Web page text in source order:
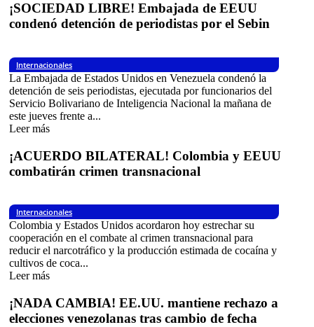
¡SOCIEDAD LIBRE! Embajada de EEUU
condenó detención de periodistas por el Sebin
Internacionales
La Embajada de Estados Unidos en Venezuela condenó la
detención de seis periodistas, ejecutada por funcionarios del
Servicio Bolivariano de Inteligencia Nacional la mañana de
este jueves frente a...
Leer más
¡ACUERDO BILATERAL! Colombia y EEUU
combatirán crimen transnacional
Internacionales
Colombia y Estados Unidos acordaron hoy estrechar su
cooperación en el combate al crimen transnacional para
reducir el narcotráfico y la producción estimada de cocaína y
cultivos de coca...
Leer más
¡NADA CAMBIA! EE.UU. mantiene rechazo a
elecciones venezolanas tras cambio de fecha